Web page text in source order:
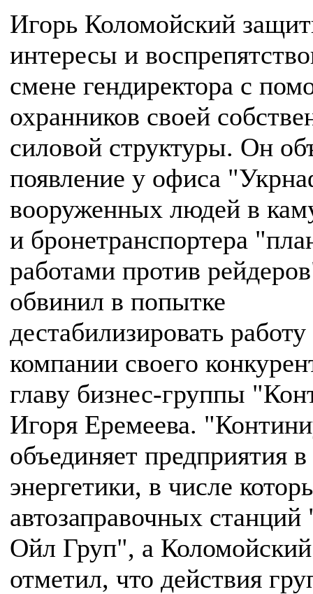
Игорь Коломойский
интересы и
смене гендиректора с
охранников своей
силовой структуры. Он
появление у офиса
вооруженных людей в
и бронетранспортера
работами против
обвинил в попытке
дестабилизировать работу
компании своего
главу бизнес-группы
Игоря Еремеева.
объединяет предприятия
энергетики, в числе
автозаправочных станций
Ойл Груп", а Коломойский
отметил, что действия